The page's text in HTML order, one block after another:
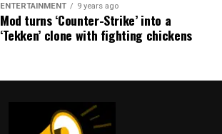
ENTERTAINMENT 9 years ago
Mod turns ‘Counter-Strike’ into a
‘Tekken’ clone with fighting chickens